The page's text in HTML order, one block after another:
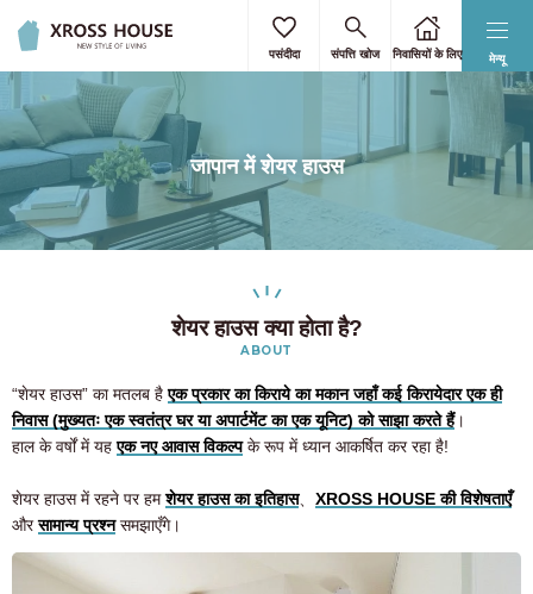
मेन्यू
पसंदीदा संपत्ति खोज निवासियों के लिए
जापान में शेयर हाउस
शेयर हाउस क्या होता है?
ABOUT
“शेयर हाउस” का मतलब हैएक प्रकार का किराये का मकान जहाँ कई किरायेदार एक ही
निवास (मुख्यतः एक स्वतंत्र घर या अपार्टमेंट का एक यूनिट) को साझा करते हैं।
हाल के वर्षों में यहएक नए आवास विकल्पके रूप में ध्यान आकर्षित कर रहा है!
शेयर हाउस में रहने पर हमशेयर हाउस का इतिहास、 XROSS HOUSE की विशेषताएँ
औरसामान्य प्रश्नसमझाएँगे।